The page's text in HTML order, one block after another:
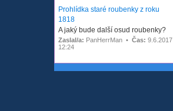
Prohlídka staré roubenky z roku
1818
A jaký bude další osud roubenky?
Zaslal/a: PanHerrMan • Čas: 9.6.2017
12:24